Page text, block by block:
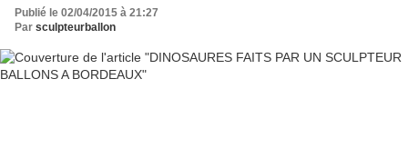
Publié le 02/04/2015 à 21:27
Par sculpteurballon